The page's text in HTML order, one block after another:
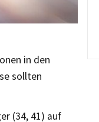
in den
sollten
(34, 41) auf